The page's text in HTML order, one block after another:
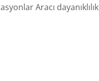
Aracı dayanıklılık